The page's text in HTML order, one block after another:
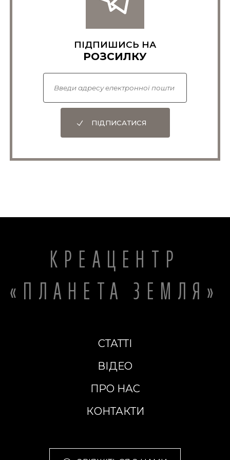
ПІДПИШИСЬ НА
РОЗСИЛКУ
ПІДПИСАТИСЯ
КРЕАЦЕНТР
«ПЛАНЕТА ЗЕМЛЯ»
СТАТТІ
ВІДЕО
ПРО НАС
КОНТАКТИ